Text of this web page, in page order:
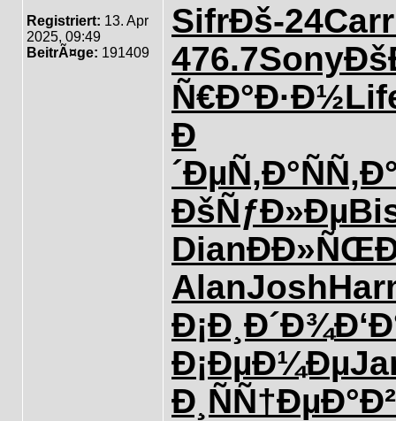
Registriert: 13. Apr
2025, 09:49
BeitrÃ¤ge: 191409
SifrÐš-24Carr
476.7Sony
Ñ€Ð°Ð·Ð½
Ð
´ÐµÑ‚Ð°
ÐšÑƒÐ»Ðµ
Dian
AlanJosh
Ð¡Ð¸Ð´Ð¾
Ð¡ÐµÐ¼Ðµ
Ð¸ÑÑ†Ðµ